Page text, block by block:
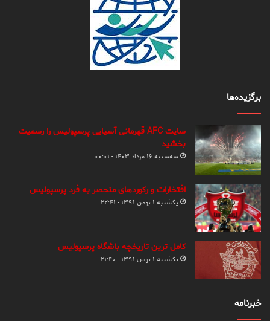
برگزیده‌ها
سایت AFC قهرمانی آسیایی پرسپولیس را رسمیت
بخشید
سه‌شنبه ۱۶ مرداد ۱۴۰۳ - ۰۰:۰۱
افتخارات و رکوردهای منحصر به فرد پرسپولیس
یکشنبه ۱ بهمن ۱۳۹۱ - ۲۲:۴۱
کامل ترین تاریخچه باشگاه پرسپولیس
یکشنبه ۱ بهمن ۱۳۹۱ - ۲۱:۴۰
خبرنامه